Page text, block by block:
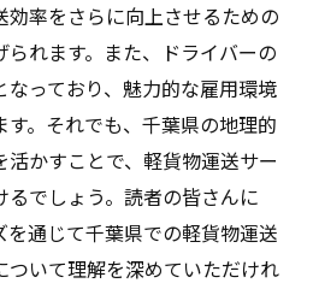
率をさらに向上させるための
れます。また、ドライバーの
っており、魅力的な雇用環境
。それでも、千葉県の地理的
かすことで、軽貨物運送サー
るでしょう。読者の皆さんに
通じて千葉県での軽貨物運送
ついて理解を深めていただけれ